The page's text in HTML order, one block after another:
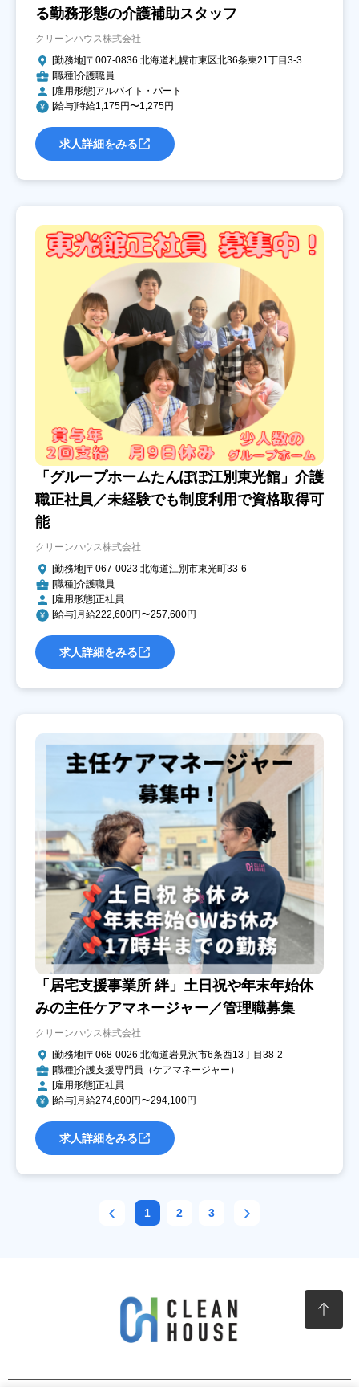
る勤務形態の介護補助スタッフ
クリーンハウス株式会社
[勤務地]〒007-0836 北海道札幌市東区北36条東21丁目3-3
[職種]介護職員
[雇用形態]アルバイト・パート
[給与]時給1,175円〜1,275円
求人詳細をみる
「グループホームたんぽぽ江別東光館」介護
職正社員／未経験でも制度利用で資格取得可
能
クリーンハウス株式会社
[勤務地]〒067-0023 北海道江別市東光町33-6
[職種]介護職員
[雇用形態]正社員
[給与]月給222,600円〜257,600円
求人詳細をみる
「居宅支援事業所 絆」土日祝や年末年始休
みの主任ケアマネージャー／管理職募集
クリーンハウス株式会社
[勤務地]〒068-0026 北海道岩見沢市6条西13丁目38-2
[職種]介護支援専門員（ケアマネージャー）
[雇用形態]正社員
[給与]月給274,600円〜294,100円
求人詳細をみる
1 2 3